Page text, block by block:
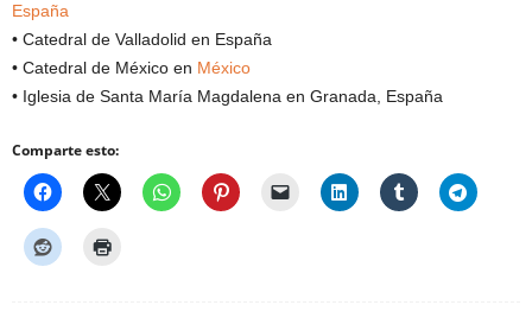
España
• Catedral de Valladolid en España
• Catedral de México en México
• Iglesia de Santa María Magdalena en Granada, España
Comparte esto: